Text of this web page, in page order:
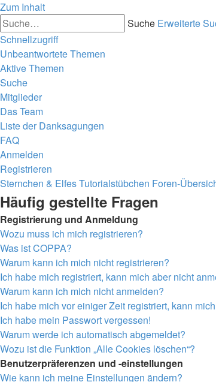
Zum Inhalt
Suche Erweiterte
Schnellzugriff
Unbeantwortete Themen
Aktive Themen
Suche
Mitglieder
Das Team
Liste der Danksagungen
FAQ
Anmelden
Registrieren
Sternchen & Elfes Tutorialstübchen Foren-
Häufig gestellte Fragen
Registrierung und Anmeldung
Wozu muss ich mich registrieren?
Was ist COPPA?
Warum kann ich mich nicht registrieren?
Ich habe mich registriert, kann mich aber nicht
Warum kann ich mich nicht anmelden?
Ich habe mich vor einiger Zeit registriert, kann
Ich habe mein Passwort vergessen!
Warum werde ich automatisch abgemeldet?
Wozu ist die Funktion „Alle Cookies löschen“?
Benutzerpräferenzen und -einstellungen
Wie kann ich meine Einstellungen ändern?